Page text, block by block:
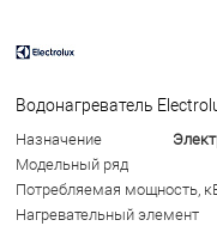
Водонагреватель
Назначение
Модельный ряд
Потребляемая мощность,
Нагревательный элемент